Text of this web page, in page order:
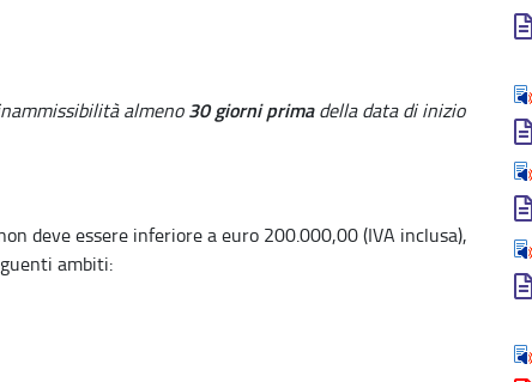
almeno30 giorni primadella data di inizio
deve essere inferiore a euro 200.000,00 (IVA inclusa),
ambiti: